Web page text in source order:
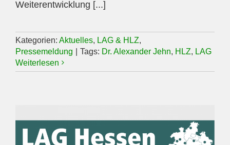
Weiterentwicklung [...]
Kategorien: Aktuelles, LAG & HLZ,
Pressemeldung
Tags: Dr. Alexander Jehn, HLZ, LAG
Weiterlesen